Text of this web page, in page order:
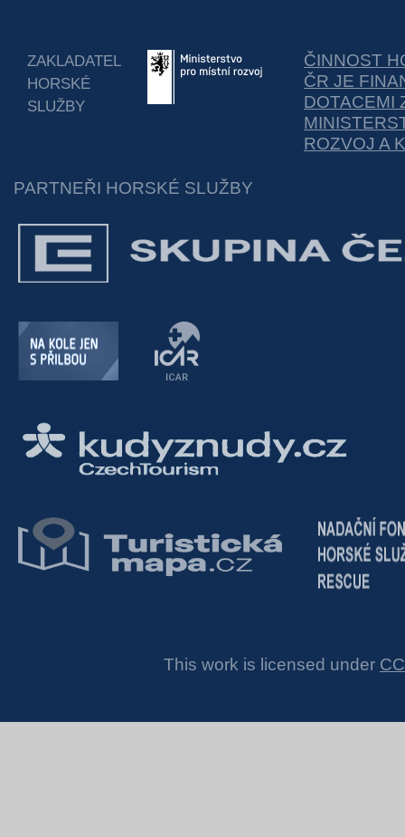
ZAKLADATEL
HORSKÉ
SLUŽBY
ČINNOST
ČR JE
DOTACEMI
ROZVOJ A
PARTNEŘI HORSKÉ SLUŽBY
This work is licensed under